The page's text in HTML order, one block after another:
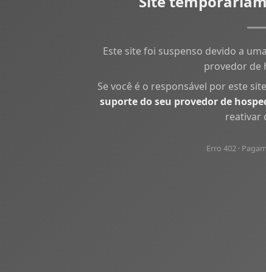
Este site foi suspenso devido a
provedor de
Se você é o responsável por este
suporte do seu provedor de
reativar
Erro 402 ·